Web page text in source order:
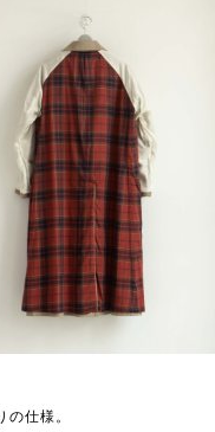
仕様。